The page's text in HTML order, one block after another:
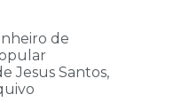
de
Jesus Santos,